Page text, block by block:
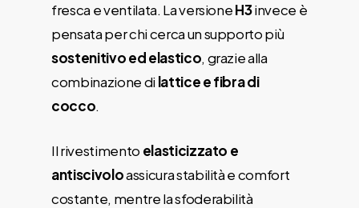
fresca e ventilata. La versioneH3invece è
pensata per chi cerca un supporto più
sostenitivo ed elastico, grazie alla
combinazione dilattice e fibra di
cocco.
Il rivestimento elasticizzato e
antiscivoloassicura stabilità e comfort
costante, mentre la sfoderabilità